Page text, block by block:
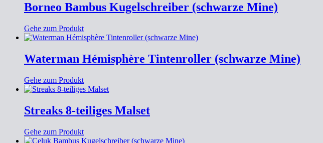
Borneo Bambus Kugelschreiber (schwarze Mine)
Gehe zum Produkt
Waterman Hémisphère Tintenroller (schwarze Mine)
Gehe zum Produkt
Streaks 8-teiliges Malset
Gehe zum Produkt